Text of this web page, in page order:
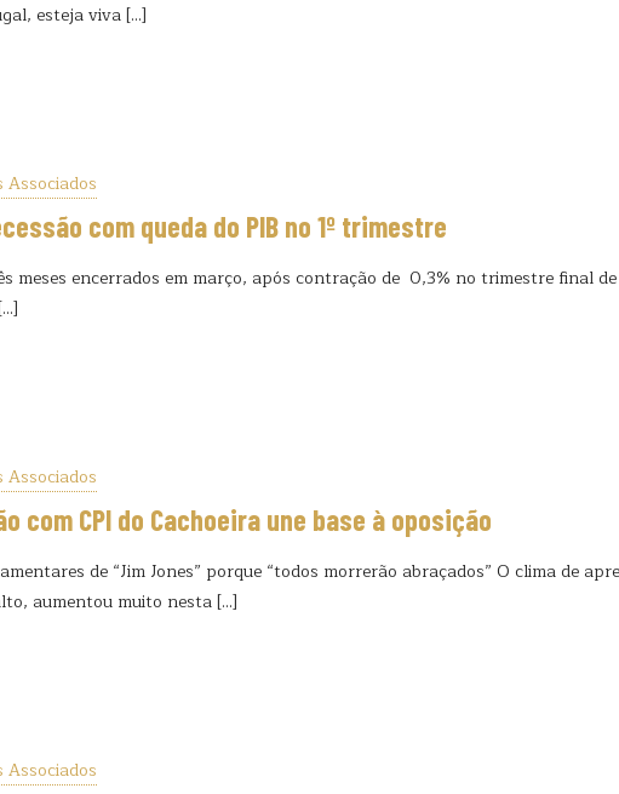
esteja viva[…]
Associados
com queda do PIB no 1º trimestre
meses encerrados em março, após contração de 0,3% no trimestre final
Associados
com CPI do Cachoeira une base à oposição
de “Jim Jones” porque “todos morrerão abraçados” O clima de
aumentou muito nesta[…]
Associados